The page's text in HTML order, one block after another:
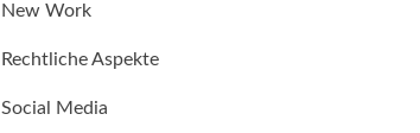
New Work
Rechtliche Aspekte
Social Media